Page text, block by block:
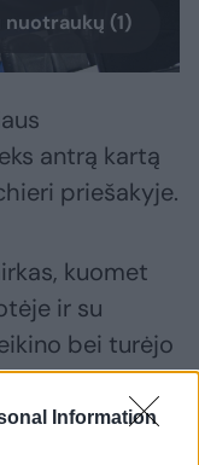
Information
nuotraukų (1)
antrą kartą
priešakyje.
kuomet
ir su
bei turėjo